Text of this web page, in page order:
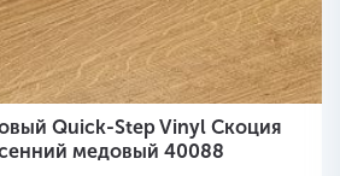
Quick-Step Vinyl Скоция
медовый 40088